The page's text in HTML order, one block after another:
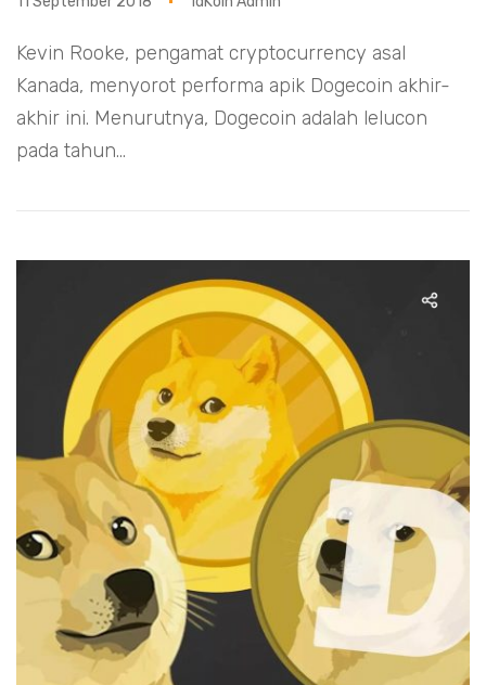
Kevin Rooke, pengamat cryptocurrency asal
Kanada, menyorot performa apik Dogecoin akhir-
akhir ini. Menurutnya, Dogecoin adalah lelucon
pada tahun...